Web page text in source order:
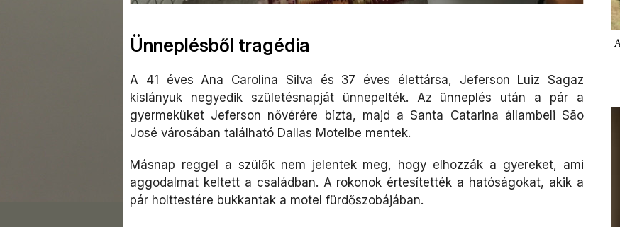
Ünneplésből tragédia
A 41 éves Ana Carolina Silva és 37 éves élettársa, Jeferson Luiz Sagaz
kislányuk negyedik születésnapját ünnepelték. Az ünneplés után a pár a
gyermeküket Jeferson nővérére bízta, majd a Santa Catarina állambeli São
José városában található Dallas Motelbe mentek.
Másnap reggel a szülők nem jelentek meg, hogy elhozzák a gyereket, ami
aggodalmat keltett a családban. A rokonok értesítették a hatóságokat, akik a
pár holttestére bukkantak a motel fürdőszobájában.